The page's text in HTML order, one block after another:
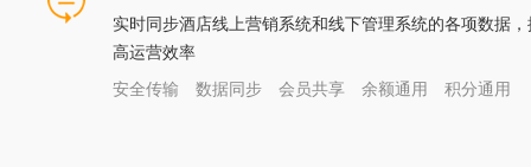
实时同步酒店线上营销系统和线下管理系统的各项数据，
高运营效率
安全传输 数据同步 会员共享 余额通用 积分通用